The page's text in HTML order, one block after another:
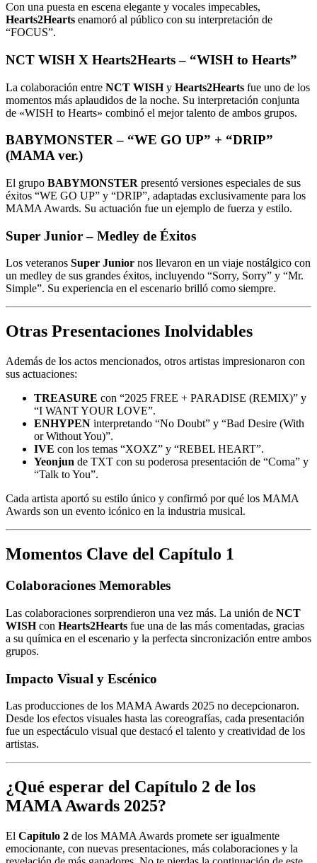
Con una puesta en escena elegante y vocales impecables,
Hearts2Hearts enamoró al público con su interpretación de
“FOCUS”.
NCT WISH X Hearts2Hearts – “WISH to Hearts”
La colaboración entre NCT WISHy Hearts2Hearts fue uno de los
momentos más aplaudidos de la noche. Su interpretación conjunta
de «WISH to Hearts» combinó el mejor talento de ambos grupos.
BABYMONSTER – “WE GO UP” + “DRIP”
(MAMA ver.)
El grupo BABYMONSTER presentó versiones especiales de sus
éxitos “WE GO UP” y “DRIP”, adaptadas exclusivamente para los
MAMA Awards. Su actuación fue un ejemplo de fuerza y estilo.
Super Junior – Medley de Éxitos
Los veteranos Super Junior nos llevaron en un viaje nostálgico con
un medley de sus grandes éxitos, incluyendo “Sorry, Sorry” y “Mr.
Simple”. Su experiencia en el escenario brilló como siempre.
Otras Presentaciones Inolvidables
Además de los actos mencionados, otros artistas impresionaron con
sus actuaciones:
TREASURE con “2025 FREE + PARADISE (REMIX)” y
“I WANT YOUR LOVE”.
ENHYPEN interpretando “No Doubt” y “Bad Desire (With
or Without You)”.
IVE con los temas “XOXZ” y “REBEL HEART”.
Yeonjun de TXT con su poderosa presentación de “Coma” y
“Talk to You”.
Cada artista aportó su estilo único y confirmó por qué los MAMA
Awards son un evento icónico en la industria musical.
Momentos Clave del Capítulo 1
Colaboraciones Memorables
Las colaboraciones sorprendieron una vez más. La unión de NCT
WISHcon Hearts2Hearts fue una de las más comentadas, gracias
a su química en el escenario y la perfecta sincronización entre ambos
grupos.
Impacto Visual y Escénico
Las producciones de los MAMA Awards 2025 no decepcionaron.
Desde los efectos visuales hasta las coreografías, cada presentación
fue un espectáculo visual que destacó el talento y creatividad de los
artistas.
¿Qué esperar del Capítulo 2 de los
MAMA Awards 2025?
El Capítulo 2 de los MAMA Awards promete ser igualmente
emocionante, con nuevas presentaciones, más colaboraciones y la